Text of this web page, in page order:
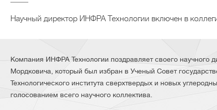
Научный директор ИНФРА Технологии включен в
Компания ИНФРА Технологии поздравляет своего научного
Мордковича, который был избран в Ученый Совет
Технологического института сверхтвердых и новых
голосованием всего научного коллектива.